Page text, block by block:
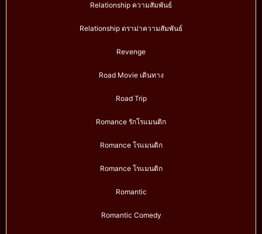
Relationship ความสัมพันธ์
Relationship ดราม่าความสัมพันธ์
Revenge
Road Movie เดินทาง
Road Trip
Romance รักโรแมนติก
Romance โรแมนติก
Romance โรแมนติก
Romantic
Romantic Comedy